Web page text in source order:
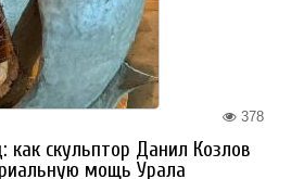
378
как скульптор Данил Козлов
мощь Урала